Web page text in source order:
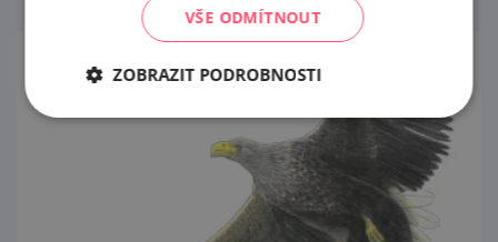
VŠE ODMÍTNOUT
ZOBRAZIT PODROBNOSTI